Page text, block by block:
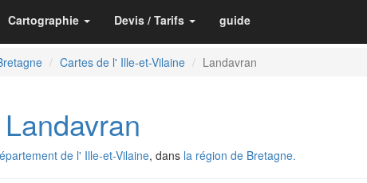
Cartographie Devis / Tarifs guide
Cartes de l' Ille-et-Vilaine Landavran
de l' Ille-et-Vilaine, dans la région de Bretagne.